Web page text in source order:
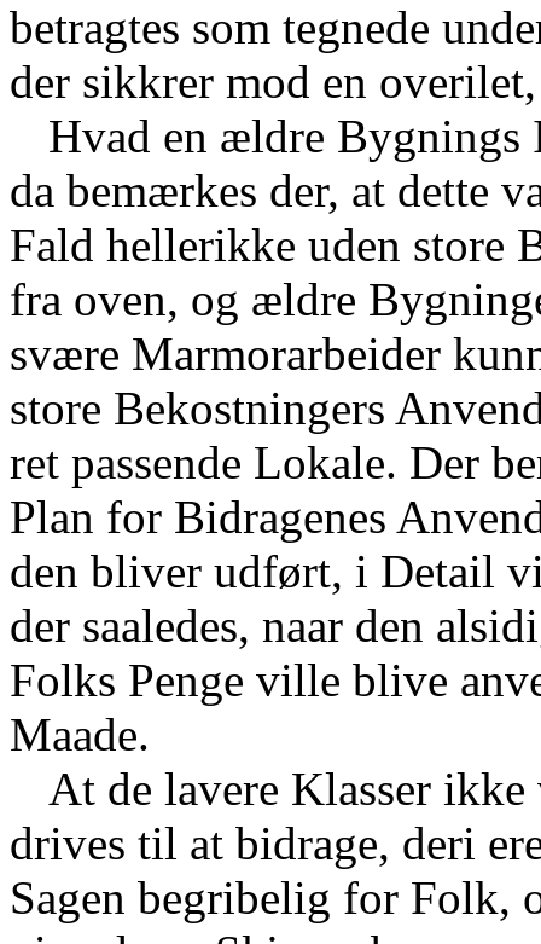
betragtes som tegnede
der sikkrer mod en
Hvad en ældre Bygnings
da bemærkes der, at dette
Fald hellerikke uden store
fra oven, og ældre
svære Marmorarbeider
store Bekostningers
ret passende Lokale. Der
Plan for Bidragenes
den bliver udført, i Detail
der saaledes, naar den
Folks Penge ville blive
Maade.
At de lavere Klasser
drives til at bidrage, deri
Sagen begribelig for Folk,